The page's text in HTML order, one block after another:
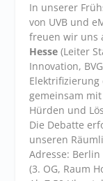
In unserer
von UVB und
freuen wir uns
Hesse(Leiter
Innovation,
Elektrifizierung
gemeinsam
Hürden und
Die Debatte
unseren
Adresse:
(3. OG, Raum